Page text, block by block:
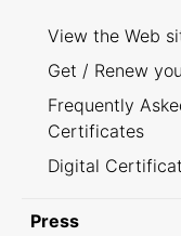
View the Web
Get / Renew
Frequently
Certificates
Digital
Press